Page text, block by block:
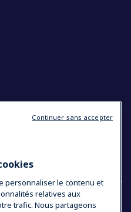
personnaliser le contenu et
relatives aux
trafic. Nous partageons
Continuer sans accepter